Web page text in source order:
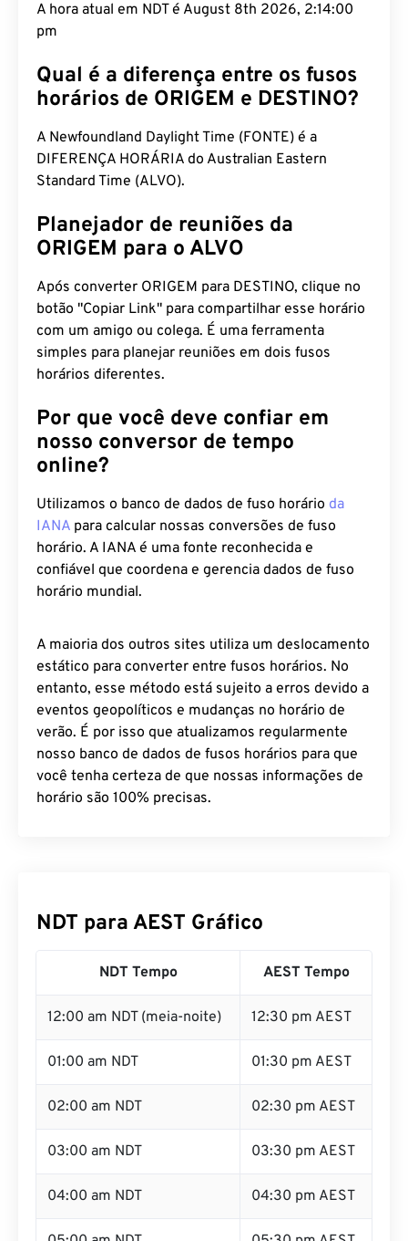
A hora atual em NDT é August 8th 2026, 2:14:01
pm
Qual é a diferença entre os fusos
horários de ORIGEM e DESTINO?
A Newfoundland Daylight Time (FONTE) é a
DIFERENÇA HORÁRIA do Australian Eastern
Standard Time (ALVO).
Planejador de reuniões da
ORIGEM para o ALVO
Após converter ORIGEM para DESTINO, clique no
botão "Copiar Link" para compartilhar esse horário
com um amigo ou colega. É uma ferramenta
simples para planejar reuniões em dois fusos
horários diferentes.
Por que você deve confiar em
nosso conversor de tempo
online?
Utilizamos o banco de dados de fuso horário da
IANA para calcular nossas conversões de fuso
horário. A IANA é uma fonte reconhecida e
confiável que coordena e gerencia dados de fuso
horário mundial.
A maioria dos outros sites utiliza um deslocamento
estático para converter entre fusos horários. No
entanto, esse método está sujeito a erros devido a
eventos geopolíticos e mudanças no horário de
verão. É por isso que atualizamos regularmente
nosso banco de dados de fusos horários para que
você tenha certeza de que nossas informações de
horário são 100% precisas.
NDT para AEST Gráfico
NDT Tempo AEST Tempo
12:00 am NDT (meia-noite) 12:30 pm AEST
01:00 am NDT 01:30 pm AEST
02:00 am NDT 02:30 pm AEST
03:00 am NDT 03:30 pm AEST
04:00 am NDT 04:30 pm AEST